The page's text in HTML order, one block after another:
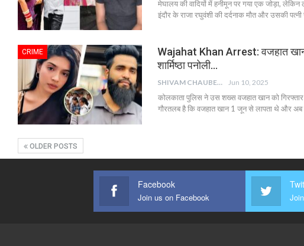
मेघालय की वादियों में हनीमून पर गया एक जोड़ा,
इंदौर के राजा रघुवंशी की दर्दनाक मौत और उसकी
CRIME
Wajahat Khan Arrest: वजहात खान
शार्मिष्ठा पनोली…
SHIVAM CHAUBEY Jun 10, 2025
कोलकाता पुलिस ने उस शख्स वजहात खान को गिरफ्तार
गौरतलब है कि वजहात खान 1 जून से लापता थे और अब
OLDER POSTS
Facebook
Join us on Facebook